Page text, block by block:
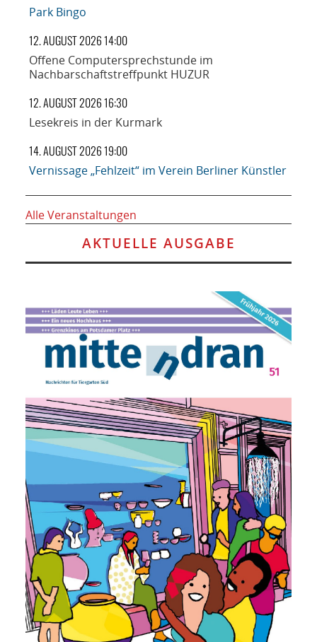
Park Bingo
12. AUGUST 2026 14:00
Offene Computersprechstunde im
Nachbarschaftstreffpunkt HUZUR
12. AUGUST 2026 16:30
Lesekreis in der Kurmark
14. AUGUST 2026 19:00
Vernissage „Fehlzeit“ im Verein Berliner Künstler
Alle Veranstaltungen
AKTUELLE AUSGABE